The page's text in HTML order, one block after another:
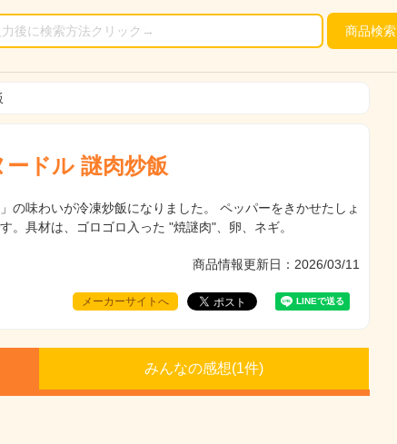
商品検索
ードル 謎肉炒飯
の味わいが冷凍炒飯になりました。 ペッパーをきかせたしょ
。具材は、ゴロゴロ入った "焼謎肉"、卵、ネギ。
商品情報更新日：2026/03/11
メーカーサイトへ
みんなの感想(1件)